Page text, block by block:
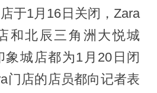
于1月16日关闭，Zara
和北辰三角洲大悦城
象城店都为1月20日闭
门店的店员都向记者表